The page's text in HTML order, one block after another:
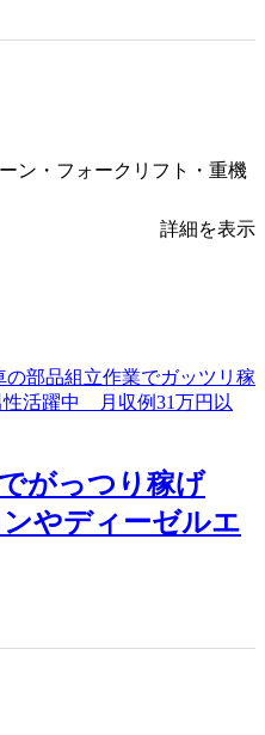
ン・フォークリフト・重機
詳細を表示
がっつり稼げ
やディーゼルエ